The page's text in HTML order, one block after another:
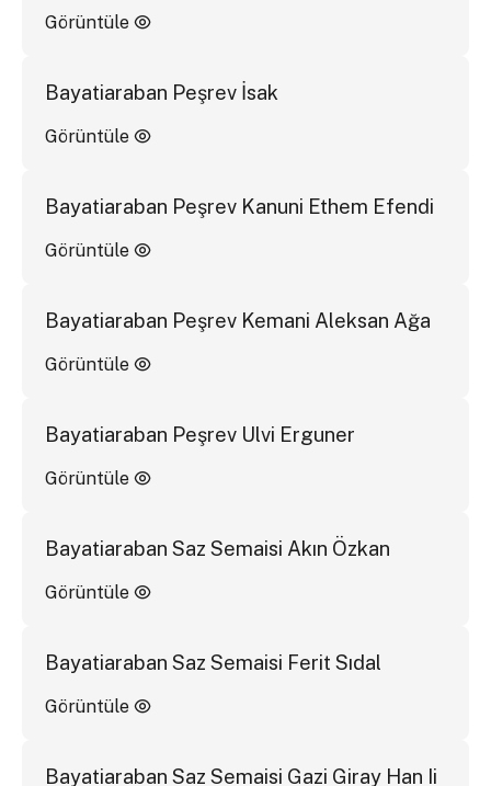
Görüntüle
Bayatiaraban Peşrev İsak
Görüntüle
Bayatiaraban Peşrev Kanuni Ethem Efendi
Görüntüle
Bayatiaraban Peşrev Kemani Aleksan Ağa
Görüntüle
Bayatiaraban Peşrev Ulvi Erguner
Görüntüle
Bayatiaraban Saz Semaisi Akın Özkan
Görüntüle
Bayatiaraban Saz Semaisi Ferit Sıdal
Görüntüle
Bayatiaraban Saz Semaisi Gazi Giray Han Ii